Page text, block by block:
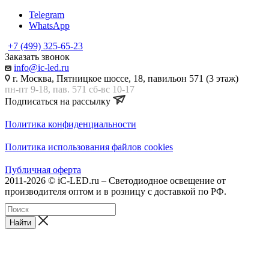
Telegram
WhatsApp
+7 (499) 325-65-23
Заказать звонок
info@ic-led.ru
г. Москва, Пятницкое шоссе, 18, павильон 571 (3 этаж)
пн-пт 9-18, пав. 571 сб-вс 10-17
Подписаться на рассылку
Политика конфиденциальности
Политика использования файлов cookies
Публичная оферта
2011-2026 © iC-LED.ru – Светодиодное освещение от
производителя оптом и в розницу с доставкой по РФ.
Найти